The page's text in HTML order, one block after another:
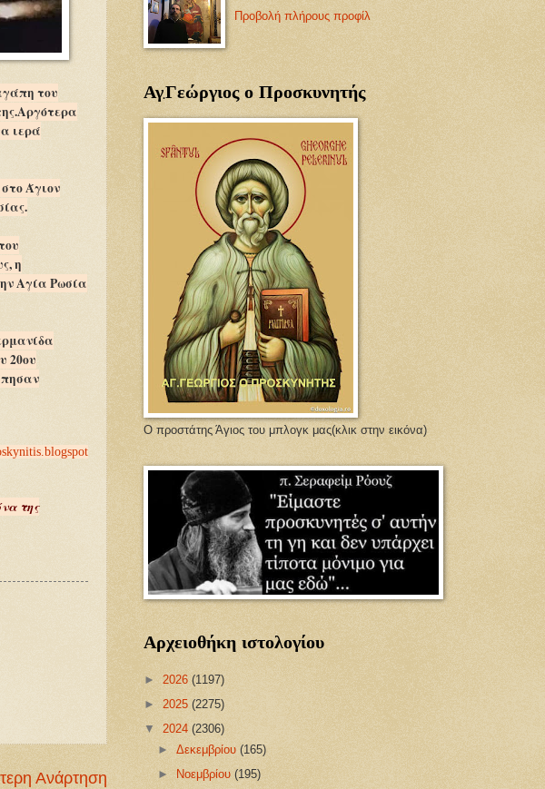
του
ιερά
Άγιον
η
Αγία Ρωσία
20ου
της
Ανάρτηση
Προβολή πλήρους προφίλ
Αγ.Γεώργιος ο Προσκυνητής
Ο προστάτης Άγιος του μπλογκ μας(κλικ στην εικόνα)
Αρχειοθήκη ιστολογίου
► 2026 (1197)
► 2025 (2275)
▼ 2024 (2306)
►Δεκεμβρίου(165)
►
Νοεμβρίου(195)